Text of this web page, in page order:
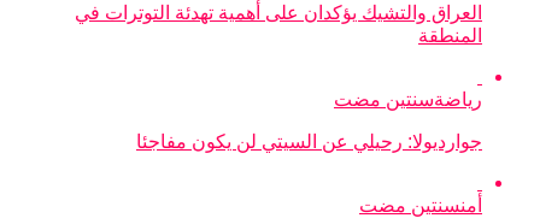
العراق والتشيك يؤكدان على أهمية تهدئة التوترات في
المنطقة
رياضةسنتين مضت
جوارديولا: رحيلي عن السيتي لن يكون مفاجئا
أمنسنتين مضت